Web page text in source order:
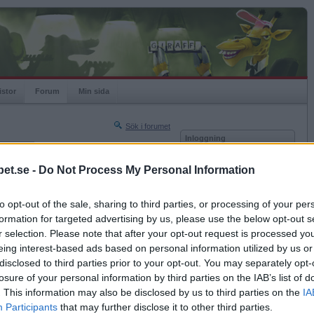
- Do Not Process My Personal Information
opt-out of the sale, sharing to third parties, or processing of your
for targeted advertising by us, please use the below opt-out
selection. Please note that after your opt-out request is processed
interest-based ads based on personal information utilized by us
to third parties prior to your opt-out. You may separately
of your personal information by third parties on the IAB’s list of
This information may also be disclosed by us to third parties on the
Participants that may further disclose it to other third parties.
Forum Min sida
Sök i forumet
Nästa sida »
2022-08-11 07:59
idag L,passar bra när jag kör bil.
Inloggning
Kom ihåg mig
Glömt ditt lösenord?
Få ny aktiveringslänk
Betapet är gratis!